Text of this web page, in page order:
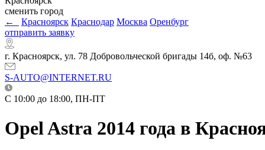
сменить город
←
Красноярск Краснодар Москва Оренбург
отправить заявку
г. Красноярск, ул. 78 Добровольческой бригады 14б, оф. №63
S-AUTO@INTERNET.RU
C 10:00 до 18:00, ПН-ПТ
Opel Astra 2014 года в